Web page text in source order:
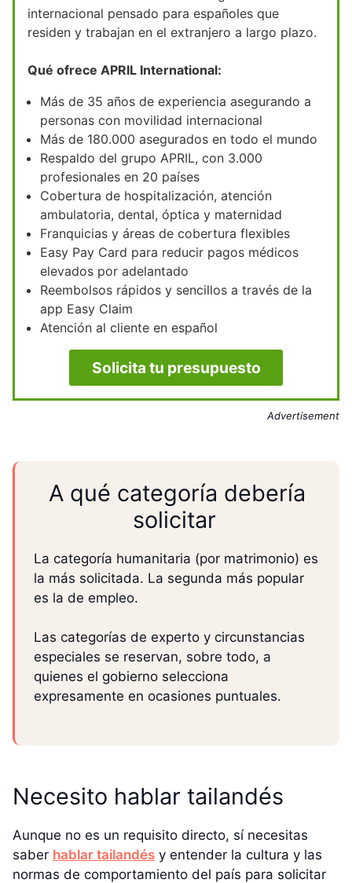
internacional pensado para españoles que
residen y trabajan en el extranjero a largo plazo.
Qué ofrece APRIL International:
Más de 35 años de experiencia asegurando a
personas con movilidad internacional
Más de 180.000 asegurados en todo el mundo
Respaldo del grupo APRIL, con 3.000
profesionales en 20 países
Cobertura de hospitalización, atención
ambulatoria, dental, óptica y maternidad
Franquicias y áreas de cobertura flexibles
Easy Pay Card para reducir pagos médicos
elevados por adelantado
Reembolsos rápidos y sencillos a través de la
app Easy Claim
Atención al cliente en español
Solicita tu presupuesto
Advertisement
A qué categoría debería
solicitar
La categoría humanitaria (por matrimonio) es
la más solicitada. La segunda más popular
es la de empleo.
Las categorías de experto y circunstancias
especiales se reservan, sobre todo, a
quienes el gobierno selecciona
expresamente en ocasiones puntuales.
Necesito hablar tailandés
Aunque no es un requisito directo, sí necesitas
saber hablar tailandés y entender la cultura y las
normas de comportamiento del país para solicitar